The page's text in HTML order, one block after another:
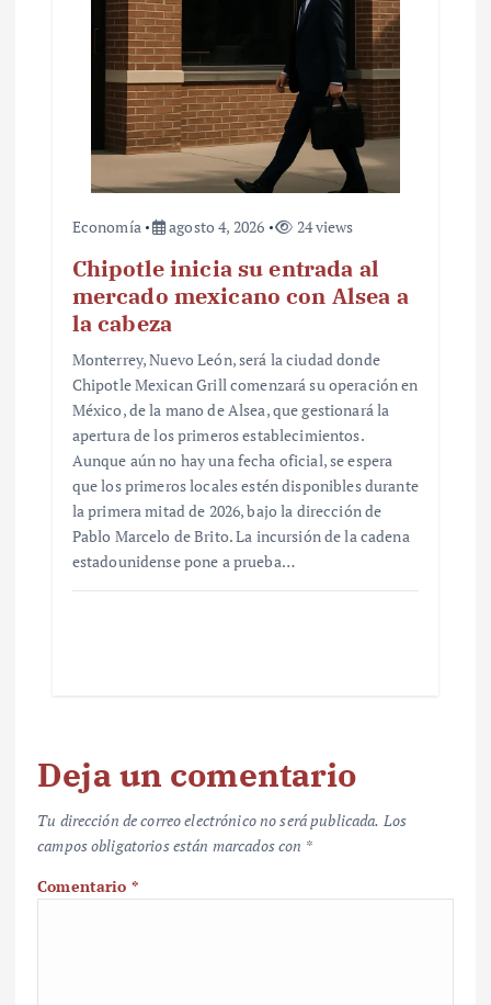
Economía agosto 4, 2026 24 views
Chipotle inicia su entrada al
mercado mexicano con Alsea a
la cabeza
Monterrey, Nuevo León, será la ciudad donde
Chipotle Mexican Grill comenzará su operación en
México, de la mano de Alsea, que gestionará la
apertura de los primeros establecimientos.
Aunque aún no hay una fecha oficial, se espera
que los primeros locales estén disponibles durante
la primera mitad de 2026, bajo la dirección de
Pablo Marcelo de Brito. La incursión de la cadena
estadounidense pone a prueba…
Deja un comentario
Tu dirección de correo electrónico no será publicada. Los
campos obligatorios están marcados con *
Comentario *